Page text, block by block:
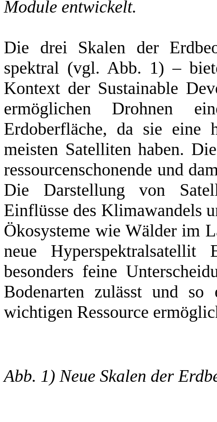
Module entwickelt.
Die drei Skalen der
spektral (vgl. Abb. 1) –
Kontext der Sustainable
ermöglichen Drohnen
Erdoberfläche, da sie eine
meisten Satelliten haben.
ressourcenschonende und
Die Darstellung von
Einflüsse des Klimawandels
Ökosysteme wie Wälder im
neue
besonders feine
Bodenarten zulässt und so
wichtigen Ressource
Abb. 1) Neue Skalen der